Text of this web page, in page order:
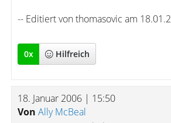
-- Editiert von thomasovic am
0x Hilfreich
18. Januar 2006 | 15:50
Von Ally McBeal